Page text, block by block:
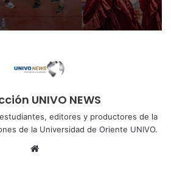
UNIVO NEWS
editores y productores de la
de la Universidad de Oriente UNIVO.
Sitio